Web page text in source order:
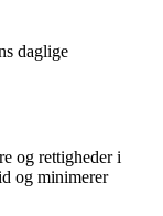
daglige
og rettigheder i
og minimerer